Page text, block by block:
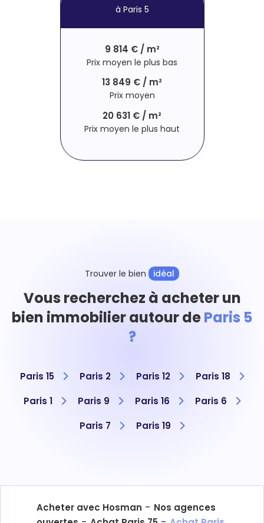
à Paris 5
9 814 € / m²
Prix moyen le plus bas
13 849 € / m²
Prix moyen
20 631 € / m²
Prix moyen le plus haut
Trouver le bien idéal
Vous recherchez à acheter un
bien immobilier autour deParis 5
?
Paris 15 Paris 2 Paris 12
Paris 18
Paris 1
Paris 9 Paris 16
Paris 6
Paris 7
Paris 19
Acheter avec Hosman - Nos agences